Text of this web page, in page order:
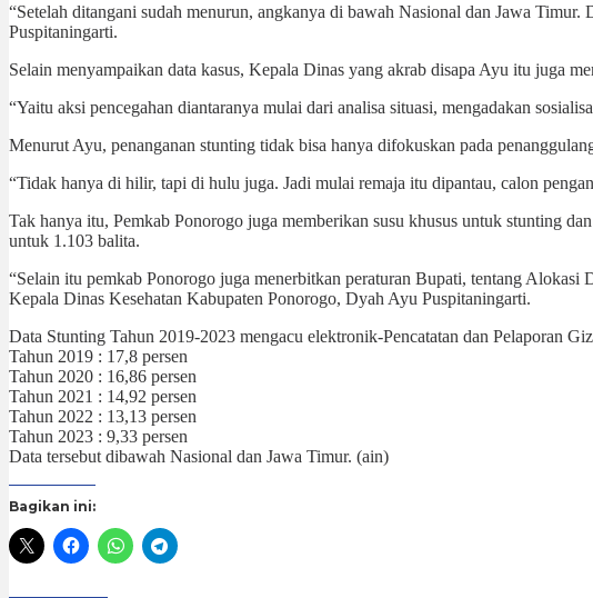
“Setelah ditangani sudah menurun, angkanya di bawah Nasional dan Jawa
Puspitaningarti.
Selain menyampaikan data kasus, Kepala Dinas yang akrab disapa Ayu itu juga
“Yaitu aksi pencegahan diantaranya mulai dari analisa situasi, mengadakan
Menurut Ayu, penanganan stunting tidak bisa hanya difokuskan pada
“Tidak hanya di hilir, tapi di hulu juga. Jadi mulai remaja itu dipantau, calon
Tak hanya itu, Pemkab Ponorogo juga memberikan susu khusus untuk stunting
untuk 1.103 balita.
“Selain itu pemkab Ponorogo juga menerbitkan peraturan Bupati, tentang
Kepala Dinas Kesehatan Kabupaten Ponorogo, Dyah Ayu Puspitaningarti.
Data Stunting Tahun 2019-2023 mengacu elektronik-Pencatatan dan Pelaporan
Tahun 2019 : 17,8 persen
Tahun 2020 : 16,86 persen
Tahun 2021 : 14,92 persen
Tahun 2022 : 13,13 persen
Tahun 2023 : 9,33 persen
Data tersebut dibawah Nasional dan Jawa Timur. (ain)
Bagikan ini: